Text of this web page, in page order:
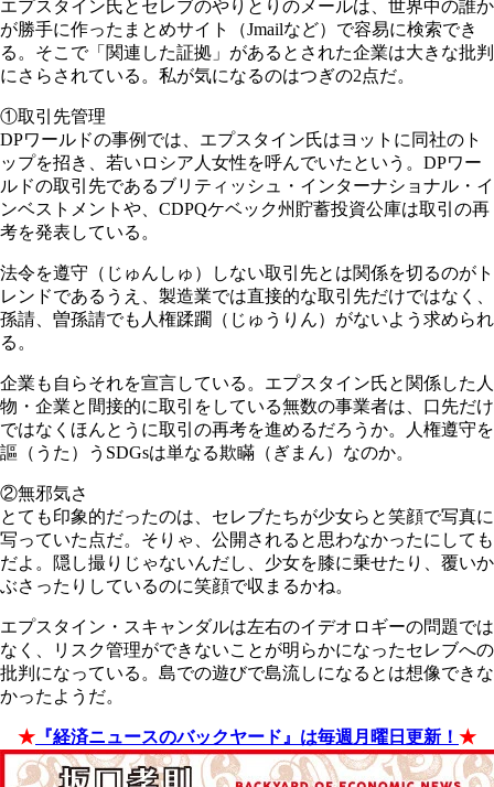
エプスタイン氏とセレブのやりとりのメールは、世界中の誰か
が勝手に作ったまとめサイト（Jmailなど）で容易に検索でき
る。そこで「関連した証拠」があるとされた企業は大きな批判
にさらされている。私が気になるのはつぎの2点だ。
①取引先管理
DPワールドの事例では、エプスタイン氏はヨットに同社のト
ップを招き、若いロシア人女性を呼んでいたという。DPワー
ルドの取引先であるブリティッシュ・インターナショナル・イ
ンベストメントや、CDPQケベック州貯蓄投資公庫は取引の再
考を発表している。
法令を遵守（じゅんしゅ）しない取引先とは関係を切るのがト
レンドであるうえ、製造業では直接的な取引先だけではなく、
孫請、曽孫請でも人権蹂躙（じゅうりん）がないよう求められ
る。
企業も自らそれを宣言している。エプスタイン氏と関係した人
物・企業と間接的に取引をしている無数の事業者は、口先だけ
ではなくほんとうに取引の再考を進めるだろうか。人権遵守を
謳（うた）うSDGsは単なる欺瞞（ぎまん）なのか。
②無邪気さ
とても印象的だったのは、セレブたちが少女らと笑顔で写真に
写っていた点だ。そりゃ、公開されると思わなかったにしても
だよ。隠し撮りじゃないんだし、少女を膝に乗せたり、覆いか
ぶさったりしているのに笑顔で収まるかね。
エプスタイン・スキャンダルは左右のイデオロギーの問題では
なく、リスク管理ができないことが明らかになったセレブへの
批判になっている。島での遊びで島流しになるとは想像できな
かったようだ。
★ 『経済ニュースのバックヤード』は毎週月曜日更新！ ★